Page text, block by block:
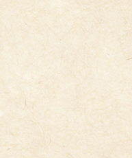
キ
ッ
プ
に
移
動